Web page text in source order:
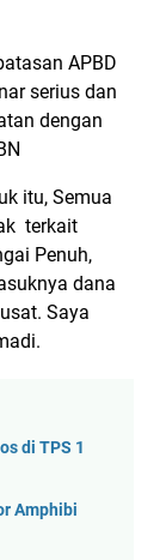
APBD
serius dan
dengan
itu, Semua
terkait
Penuh,
dana
Saya
di TPS 1
Amphibi